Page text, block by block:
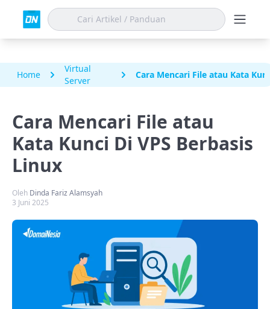
Home
Virtual
Server
Cara Mencari File atau Kata
Cara Mencari File atau
Kata Kunci Di VPS Berbasis
Linux
Oleh Dinda Fariz Alamsyah
3 Juni 2025